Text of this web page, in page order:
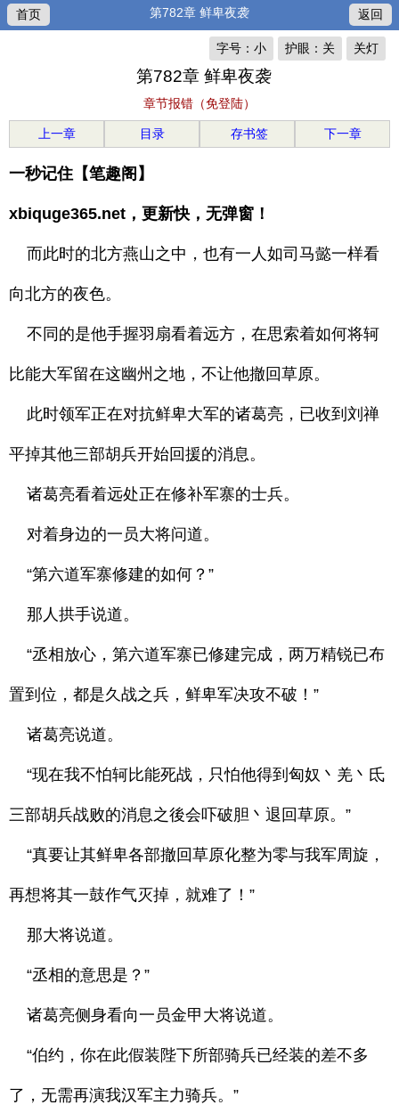
首页 第782章 鲜卑夜袭 返回
关灯
护眼：关
字号：小
第782章 鲜卑夜袭
章节报错（免登陆）
上一章 目录 存书签 下一章
一秒记住【笔趣阁】
xbiquge365.net，更新快，无弹窗！
而此时的北方燕山之中，也有一人如司马懿一样看
向北方的夜色。
不同的是他手握羽扇看着远方，在思索着如何将轲
比能大军留在这幽州之地，不让他撤回草原。
此时领军正在对抗鲜卑大军的诸葛亮，已收到刘禅
平掉其他三部胡兵开始回援的消息。
诸葛亮看着远处正在修补军寨的士兵。
对着身边的一员大将问道。
“第六道军寨修建的如何？”
那人拱手说道。
“丞相放心，第六道军寨已修建完成，两万精锐已布
置到位，都是久战之兵，鲜卑军决攻不破！”
诸葛亮说道。
“现在我不怕轲比能死战，只怕他得到匈奴丶羌丶氐
三部胡兵战败的消息之後会吓破胆丶退回草原。”
“真要让其鲜卑各部撤回草原化整为零与我军周旋，
再想将其一鼓作气灭掉，就难了！”
那大将说道。
“丞相的意思是？”
诸葛亮侧身看向一员金甲大将说道。
“伯约，你在此假装陛下所部骑兵已经装的差不多
了，无需再演我汉军主力骑兵。”